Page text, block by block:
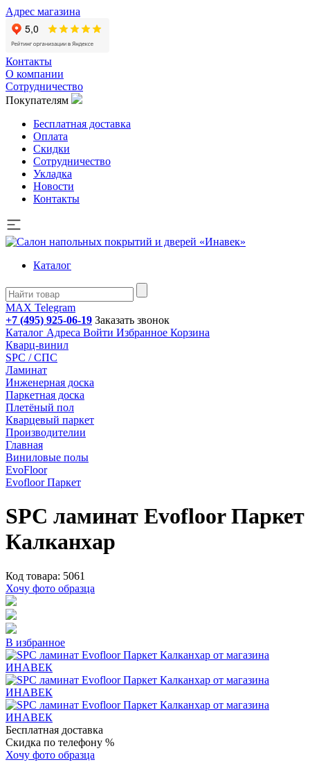
Адрес магазина
Контакты
О компании
Сотрудничество
Покупателям
Бесплатная доставка
Оплата
Скидки
Сотрудничество
Укладка
Новости
Контакты
Каталог
MAX Telegram
+7 (495) 925-06-19 Заказать звонок
Каталог Адреса Войти Избранное Корзина
Кварц-винил
SPC / СПС
Ламинат
Инженерная доска
Паркетная доска
Плетёный пол
Кварцевый паркет
Производителии
Главная
Виниловые полы
EvoFloor
Evofloor Паркет
SPC ламинат Evofloor Паркет
Калканхар
Код товара: 5061
Хочу фото образца
В избранное
Бесплатная доставка
Скидка по телефону %
Хочу фото образца